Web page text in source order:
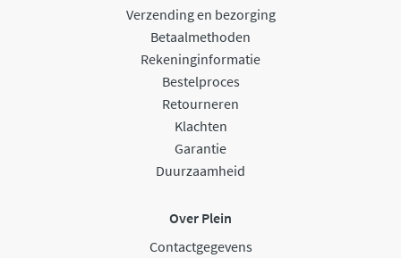
Verzending en bezorging
Betaalmethoden
Rekeninginformatie
Bestelproces
Retourneren
Klachten
Garantie
Duurzaamheid
Over Plein
Contactgegevens